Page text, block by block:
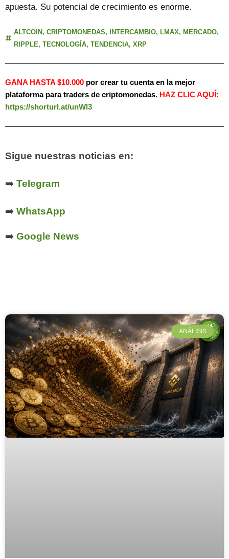
apuesta. Su potencial de crecimiento es enorme.
ALTCOIN, CRIPTOMONEDAS, INTERCAMBIO, LMAX, MERCADO,
RIPPLE, TECNOLOGÍA, TENDENCIA, XRP
GANA HASTA $10.000 por crear tu cuenta en la mejor
plataforma para traders de criptomonedas. HAZ CLIC AQUÍ:
https://shorturl.at/unWl3
Sigue nuestras noticias en:
➡️ Telegram
➡️ WhatsApp
➡️ Google News
ANÁLISIS